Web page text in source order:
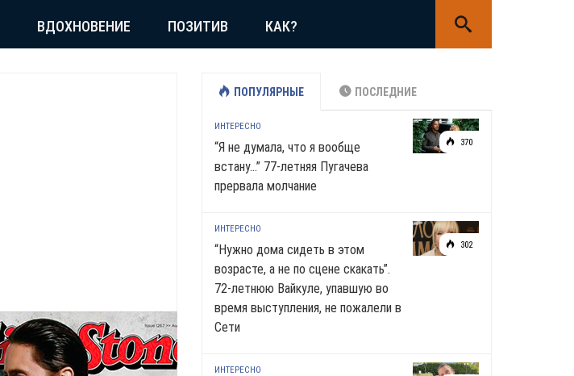
ВДОХНОВЕНИЕ ПОЗИТИВ КАК?
ПОПУЛЯРНЫЕ ПОСЛЕДНИЕ
370
ИНТЕРЕСНО
“Я не думала, что я вообще
встану…” 77-летняя Пугачева
прервала молчание
302
ИНТЕРЕСНО
“Нужно дома сидеть в этом
возрасте, а не по сцене скакать”.
72-летнюю Вайкуле, упавшую во
время выступления, не пожалели в
Сети
ИНТЕРЕСНО